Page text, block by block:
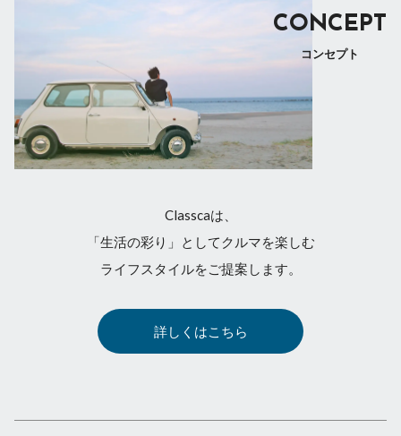
CONCEPT
コンセプト
Classcaは、
「生活の彩り」としてクルマを楽しむ
ライフスタイルをご提案します。
詳しくはこちら